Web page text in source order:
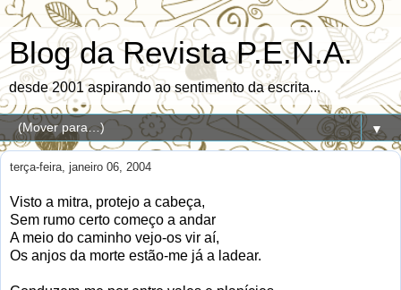
Blog da Revista P.E.N.A.
desde 2001 aspirando ao sentimento da escrita...
▼
terça-feira, janeiro 06, 2004
Visto a mitra, protejo a cabeça,
Sem rumo certo começo a andar
A meio do caminho vejo-os vir aí,
Os anjos da morte estão-me já a ladear.